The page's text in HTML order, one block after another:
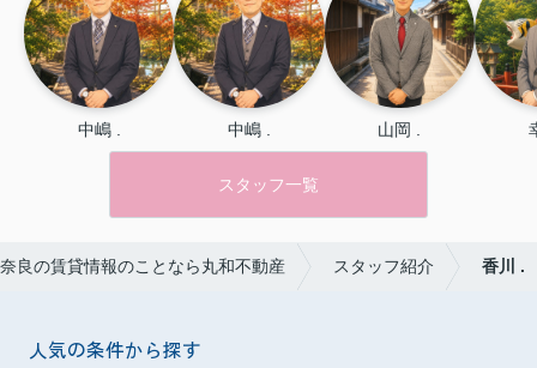
中嶋 . 中嶋 . 山岡 .
スタッフ一覧
奈良の賃貸情報のことなら丸和不動産 スタッフ紹介 香川 .
人気の条件から探す